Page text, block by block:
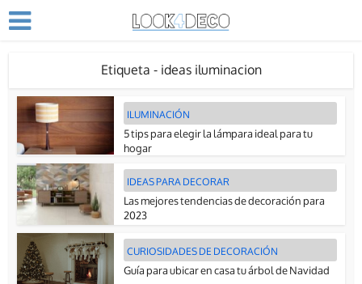
Etiqueta - ideas iluminacion
ILUMINACIÓN
5 tips para elegir la lámpara ideal para tu
hogar
IDEAS PARA DECORAR
Las mejores tendencias de decoración para
2023
CURIOSIDADES DE DECORACIÓN
Guía para ubicar en casa tu árbol de Navidad